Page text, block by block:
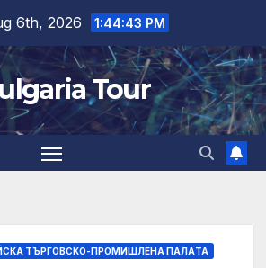
6th, 2026 1:44:44 PM
Tour
ТЪРГОВСКО-ПРОМИШЛЕНА ПАЛAТА